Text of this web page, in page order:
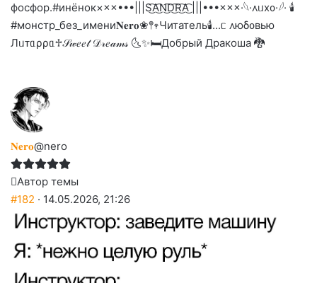
фосфор.#инёнок×××•••|||S͜͡A͜͡N͜͡D͜͡R͜͡A͜͡ |||•••×××·𓆩·᧘ᥙх᧐·𓆪· 🕯
#монстр_без_имени𝐍𝐞𝐫𝐨❀𖤣𖥧Читатель🕯️...ᥴ ᧘юδ᧐ʙью
Лᥙᴛᥲρρᥲ♱𝒮𝓌𝑒𝑒𝓉 𝒟𝓇𝑒𝒶𝓂𝓈 🌜✨🛏️Добрый Дракоша 🐉
𝐍𝐞𝐫𝐨@nero
Автор темы
#182 · 14.05.2026, 21:26